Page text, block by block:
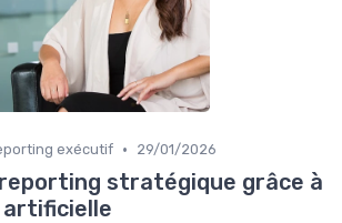
exécutif • 29/01/2026
stratégique grâce à